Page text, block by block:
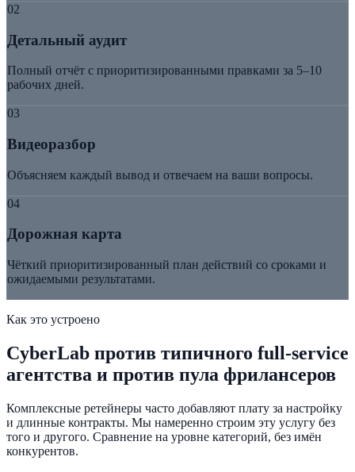
02
Детальный аудит
Полный отчёт с приоритизированными правками за 5–10
рабочих дней.
03
Видеоразбор
Объясняем каждый вывод и отвечаем на ваши вопросы.
04
Дорожная карта
Чёткий приоритизированный план действий со сроками и
ожидаемыми результатами.
Как это устроено
CyberLab против типичного full-service
агентства и против пула фрилансеров
Комплексные ретейнеры часто добавляют плату за настройку
и длинные контракты. Мы намеренно строим эту услугу без
того и другого. Сравнение на уровне категорий, без имён
конкурентов.